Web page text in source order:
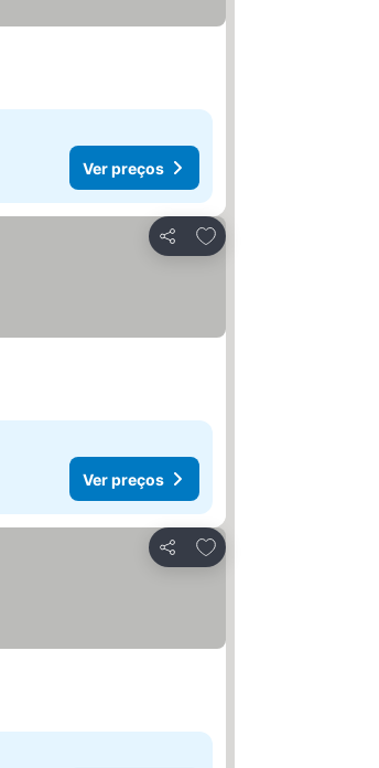
Ver preços
Partilhar
Adicionar aos favoritos
Ver preços
Partilhar
Adicionar aos favoritos